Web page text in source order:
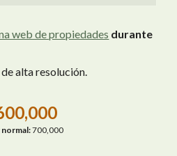
web de propiedades durante
alta resolución.
0,000
700,000